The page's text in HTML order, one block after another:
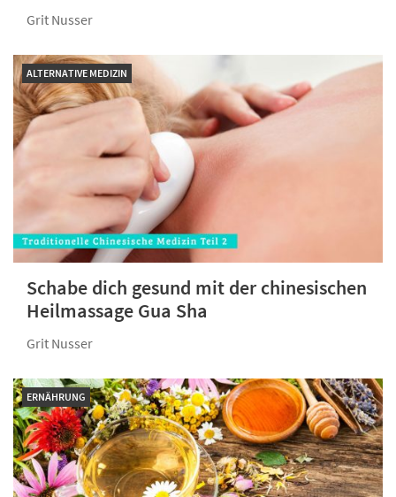
Grit Nusser
ALTERNATIVE MEDIZIN
Schabe dich gesund mit der chinesischen
Heilmassage Gua Sha
Grit Nusser
ERNÄHRUNG